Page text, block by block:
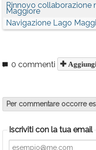
Rinnovo collaborazione
Maggiore
Navigazione Lago
0 commenti
Per commentare occorre
Iscriviti con la tua email